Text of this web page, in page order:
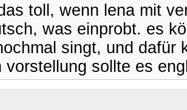
toll, wenn lena mit
was einprobt. es
singt, und dafür
vorstellung sollte es